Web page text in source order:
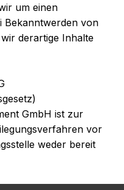
um einen
Bekanntwerden von
derartige Inhalte
GmbH ist zur
vor
weder bereit